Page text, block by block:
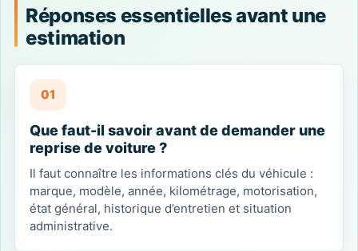
Réponses essentielles avant une
estimation
01
Que faut-il savoir avant de demander une
reprise de voiture ?
Il faut connaître les informations clés du véhicule :
marque, modèle, année, kilométrage, motorisation,
état général, historique d’entretien et situation
administrative.